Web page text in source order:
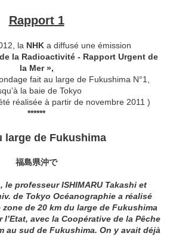
Rapport 1
la NHKa diffusé une émission
la Radioactivité - Rapport Urgent de
la Mer »,
fait au large de Fukushima N°1,
la baie de Tokyo
réalisée à partir de novembre 2011 )
******
large de Fukushima
福島県沖で
le professeur ISHIMARU Takashi et
de Tokyo Océanographie a réalisé
de 20 km du large de Fukushima
avec la Coopérative de la Pêche
au sud de Fukushima. On y avait déjà